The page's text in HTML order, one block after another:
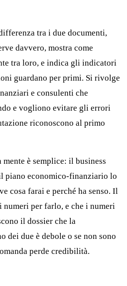
tra i due documenti,
davvero, mostra come
tra loro, e indica gli indicatori
guardano per primi. Si rivolge
e consulenti che
e vogliono evitare gli errori
riconoscono al primo
è semplice: il business
piano economico-finanziario lo
cosa farai e perché ha senso. Il
numeri per farlo, e che i numeri
il dossier che la
dei due è debole o se non sono
perde credibilità.